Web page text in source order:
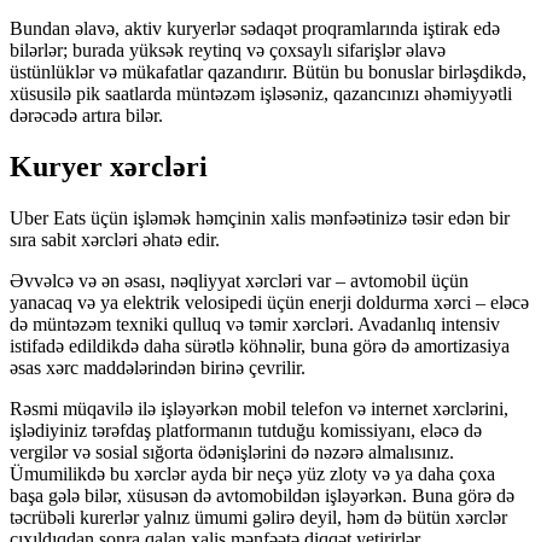
Bundan əlavə, aktiv kuryerlər sədaqət proqramlarında iştirak edə
bilərlər; burada yüksək reytinq və çoxsaylı sifarişlər əlavə
üstünlüklər və mükafatlar qazandırır. Bütün bu bonuslar birləşdikdə,
xüsusilə pik saatlarda müntəzəm işləsəniz, qazancınızı əhəmiyyətli
dərəcədə artıra bilər.
Kuryer xərcləri
Uber Eats üçün işləmək həmçinin xalis mənfəətinizə təsir edən bir
sıra sabit xərcləri əhatə edir.
Əvvəlcə və ən əsası, nəqliyyat xərcləri var – avtomobil üçün
yanacaq və ya elektrik velosipedi üçün enerji doldurma xərci – eləcə
də müntəzəm texniki qulluq və təmir xərcləri. Avadanlıq intensiv
istifadə edildikdə daha sürətlə köhnəlir, buna görə də amortizasiya
əsas xərc maddələrindən birinə çevrilir.
Rəsmi müqavilə ilə işləyərkən mobil telefon və internet xərclərini,
işlədiyiniz tərəfdaş platformanın tutduğu komissiyanı, eləcə də
vergilər və sosial sığorta ödənişlərini də nəzərə almalısınız.
Ümumilikdə bu xərclər ayda bir neçə yüz zloty və ya daha çoxa
başa gələ bilər, xüsusən də avtomobildən işləyərkən. Buna görə də
təcrübəli kurerlər yalnız ümumi gəlirə deyil, həm də bütün xərclər